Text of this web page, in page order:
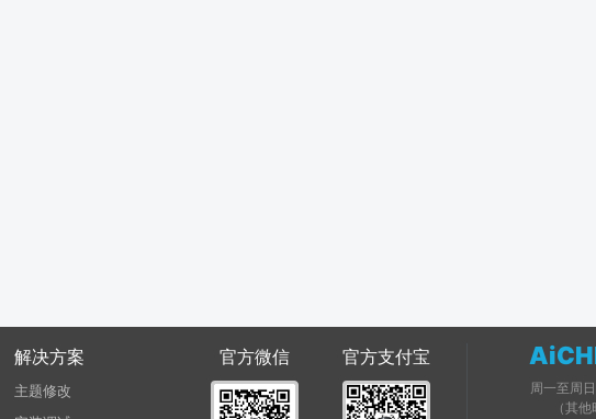
解决方案
主题修改
官方微信 官方支付宝
周一至周
（其